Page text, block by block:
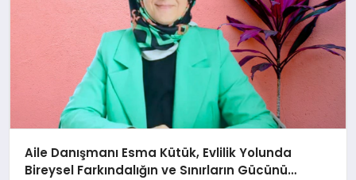
Aile Danışmanı Esma Kütük, Evlilik Yolunda
Bireysel Farkındalığın ve Sınırların Gücünü